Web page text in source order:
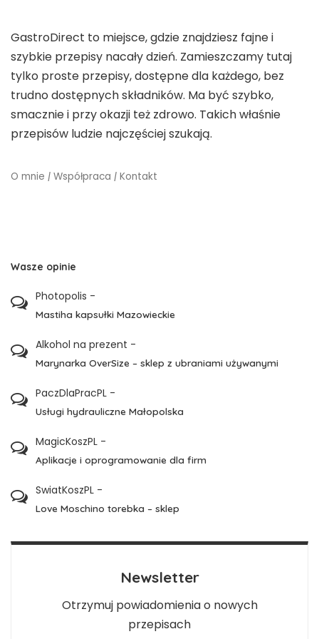
GastroDirect to miejsce, gdzie znajdziesz fajne i
szybkie przepisy nacały dzień. Zamieszczamy tutaj
tylko proste przepisy, dostępne dla każdego, bez
trudno dostępnych składników. Ma być szybko,
smacznie i przy okazji też zdrowo. Takich właśnie
przepisów ludzie najczęściej szukają.
O mnie | Współpraca | Kontakt
Wasze opinie
Photopolis -
Mastiha kapsułki Mazowieckie
Alkohol na prezent -
Marynarka OverSize – sklep z ubraniami używanymi
PaczDlaPracPL -
Usługi hydrauliczne Małopolska
MagicKoszPL -
Aplikacje i oprogramowanie dla firm
SwiatKoszPL -
Love Moschino torebka – sklep
Newsletter
Otrzymuj powiadomienia o nowych
przepisach